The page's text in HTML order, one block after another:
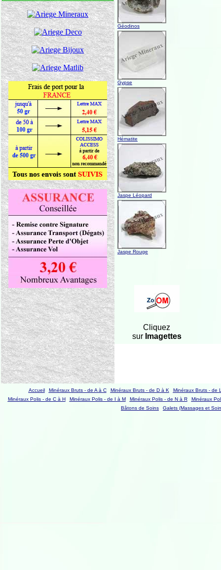
Géodinos
Gypse
Hématite
Jaspe Léopard
Jaspe Rouge
Cliquez
surImagettes
Accueil Minéraux Bruts - de A à C Minéraux Bruts - de D à K
Minéraux Bruts - de
Minéraux Polis - de C à H
Minéraux Polis - de I à M Minéraux Polis - de N à R
Minéraux
Bâtons de Soins
Galets (Massages et